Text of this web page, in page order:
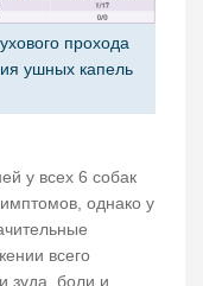
прохода
ушных капель
у всех 6 собак
однако у
всего
зуда, боли и